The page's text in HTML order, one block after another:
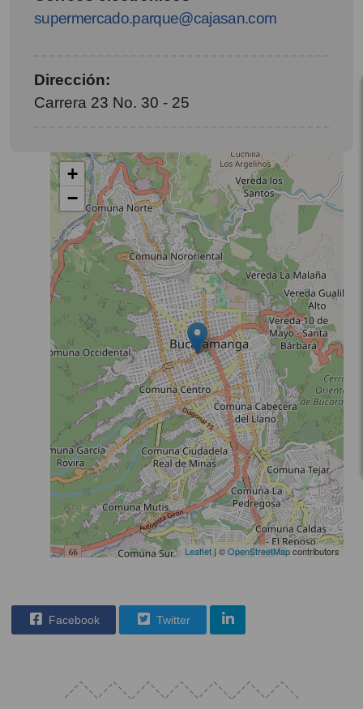
supermercado.parque@cajasan.com
Dirección:
Carrera 23 No. 30 - 25
+
−
Leaflet| ©OpenStreetMapcontributors
Facebook Twitter